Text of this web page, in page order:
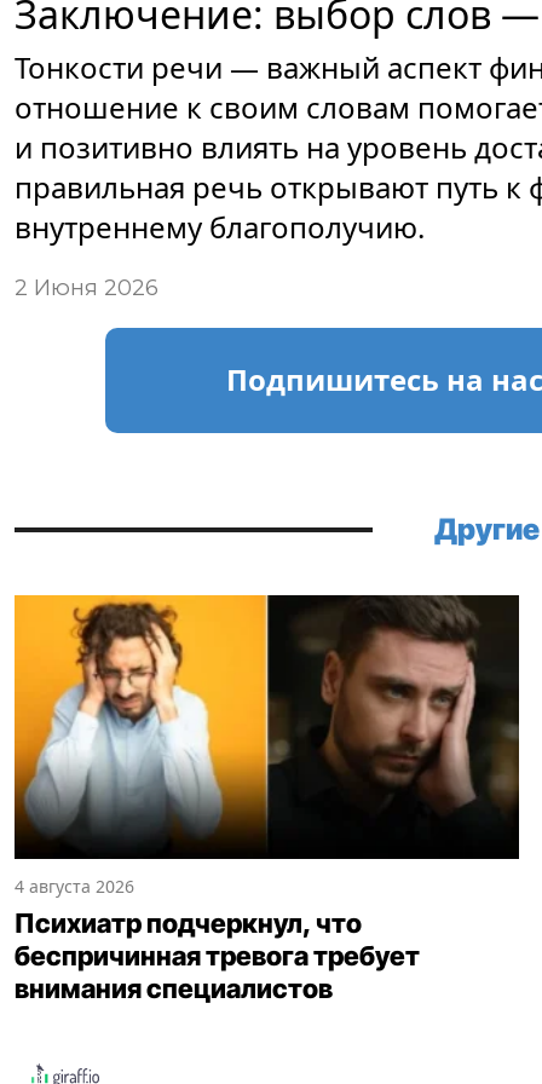
Заключение: выбор слов —
Тонкости речи — важный аспект
отношение к своим словам
и позитивно влиять на уровень
правильная речь открывают путь
внутреннему благополучию.
2 Июня 2026
Подпишитесь на нас
4 августа 2026
Психиатр подчеркнул, что
беспричинная тревога требует
внимания специалистов